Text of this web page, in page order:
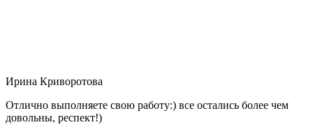
Ирина Криворотова
Отлично выполняете свою работу:) все остались более чем
довольны, респект!)